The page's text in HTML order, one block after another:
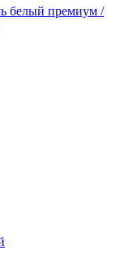
белый премиум /